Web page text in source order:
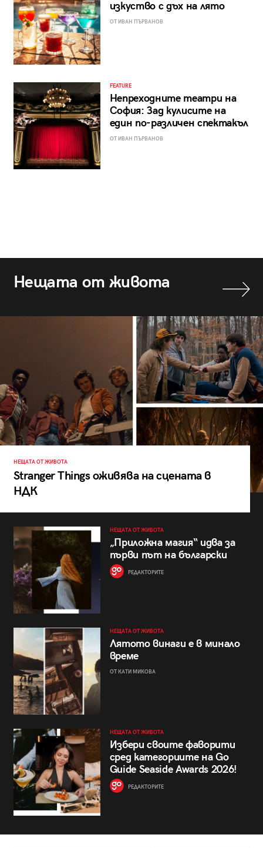
изкуство с дъх на лято
ОТ ИВАН ПЪРВАНОВ
FEATURE
Непреходните театри на
София: Зад кулисите на
един по-различен спектакъл
ОТ ИВАН ПЪРВАНОВ
Нещата от живота
НЕЩАТА ОТ ЖИВОТА
Stranger Things оживява на сцената в
НДК
НЕЩАТА ОТ ЖИВОТА
„Приложна магия“ идва за
първи път на български
РЕДАКТОРИТЕ
НЕЩАТА ОТ ЖИВОТА
Лятото винаги е в минало
време
ОТ КАТИ МИКОВА
НЕЩАТА ОТ ЖИВОТА
Избери своите фаворити
сред категориите на Go
Guide Seaside Awards 2026!
РЕДАКТОРИТЕ